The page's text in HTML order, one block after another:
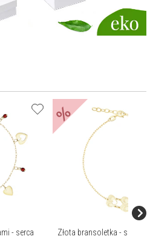
- serca
%
Złota bransoletka - serca